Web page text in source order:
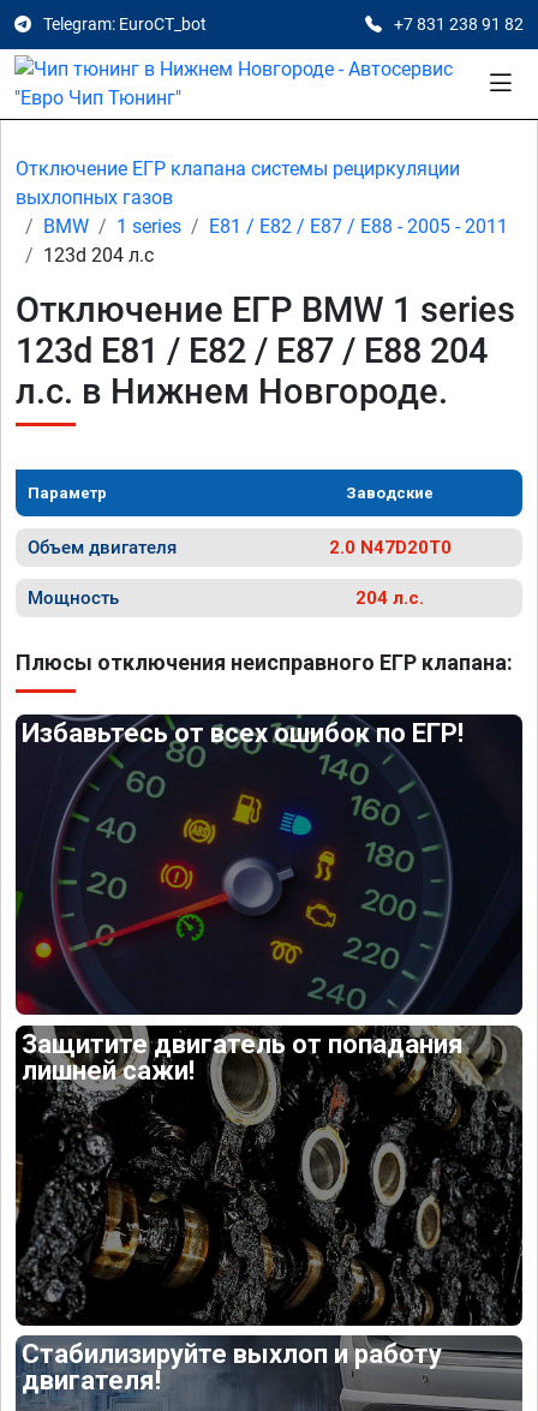
Telegram: EuroCT_bot +7 831 238 91 82
Отключение ЕГР клапана системы рециркуляции
выхлопных газов
BMW
1 series
E81 / E82 / E87 / E88 - 2005 - 2011
123d 204 л.с
Отключение ЕГР BMW 1 series
123d E81 / E82 / E87 / E88 204
л.с. в Нижнем Новгороде.
Параметр Заводские
Объем двигателя 2.0 N47D20T0
Мощность 204 л.с.
Плюсы отключения неисправного ЕГР клапана:
Избавьтесь от всех ошибок по ЕГР!
Защитите двигатель от попадания
лишней сажи!
Стабилизируйте выхлоп и работу
двигателя!